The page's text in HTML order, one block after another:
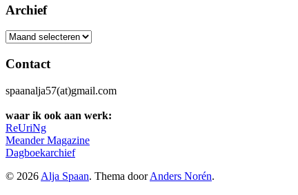
Archief
Archief
Contact
spaanalja57(at)gmail.com
waar ik ook aan werk:
ReUriNg
Meander Magazine
Dagboekarchief
© 2026 Alja Spaan. Thema doorAnders Norén.